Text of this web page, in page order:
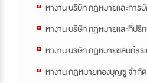
หางาน บริษัท กฎหมายและกา
หางาน บริษัท กฎหมายและที่ป
หางาน บริษัท กฏหมายชลินท์ธร
หางาน กฏหมายทองบุญชู จำกัด